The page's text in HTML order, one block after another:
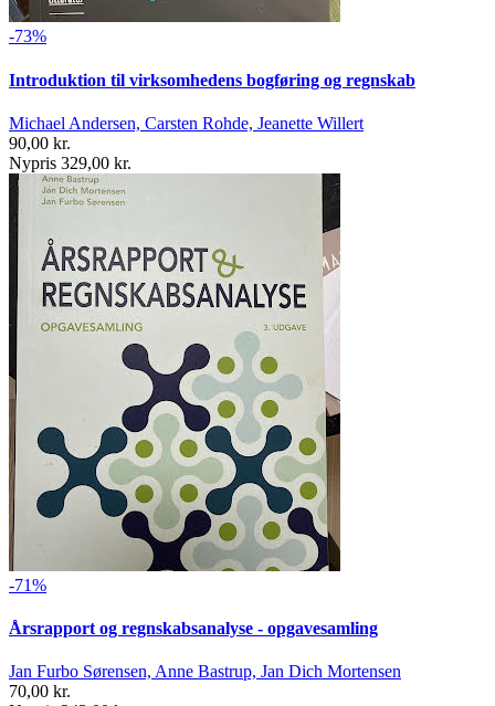
-73%
Introduktion til virksomhedens bogføring og regnskab
Michael Andersen, Carsten Rohde, Jeanette Willert
90,00 kr.
Nypris 329,00 kr.
-71%
Årsrapport og regnskabsanalyse - opgavesamling
Jan Furbo Sørensen, Anne Bastrup, Jan Dich Mortensen
70,00 kr.